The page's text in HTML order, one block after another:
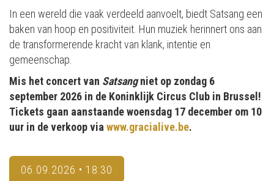
In een wereld die vaak verdeeld aanvoelt, biedt Satsang een
baken van hoop en positiviteit. Hun muziek herinnert ons aan
de transformerende kracht van klank, intentie en
gemeenschap.
Mis het concert van Satsangniet op zondag 6
september 2026 in de Koninklijk Circus Club in Brussel!
Tickets gaan aanstaande woensdag 17 december om 10
uur in de verkoop viawww.gracialive.be.
06.09.2026 • 18:30